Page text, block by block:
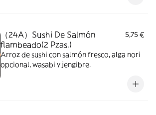
（24A）Sushi De Salmón
flambeado(2 Pzas.)
5,75 €
Arroz de sushi con salmón fresco, alga nori
opcional, wasabi y jengibre.